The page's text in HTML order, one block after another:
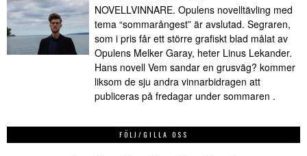
NOVELLVINNARE. Opulens novelltävling med
tema “sommarångest” är avslutad. Segraren,
som i pris får ett större grafiskt blad målat av
Opulens Melker Garay, heter Linus Lekander.
Hans novell Vem sandar en grusväg? kommer
liksom de sju andra vinnarbidragen att
publiceras på fredagar under sommaren .
FÖLJ/GILLA OSS